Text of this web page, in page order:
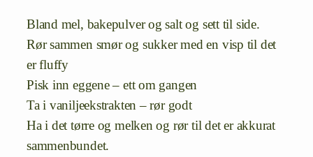
Bland mel, bakepulver og salt og sett til side.
Rør sammen smør og sukker med en visp til det
er fluffy
Pisk inn eggene – ett om gangen
Ta i vaniljeekstrakten – rør godt
Ha i det tørre og melken og rør til det er akkurat
sammenbundet.